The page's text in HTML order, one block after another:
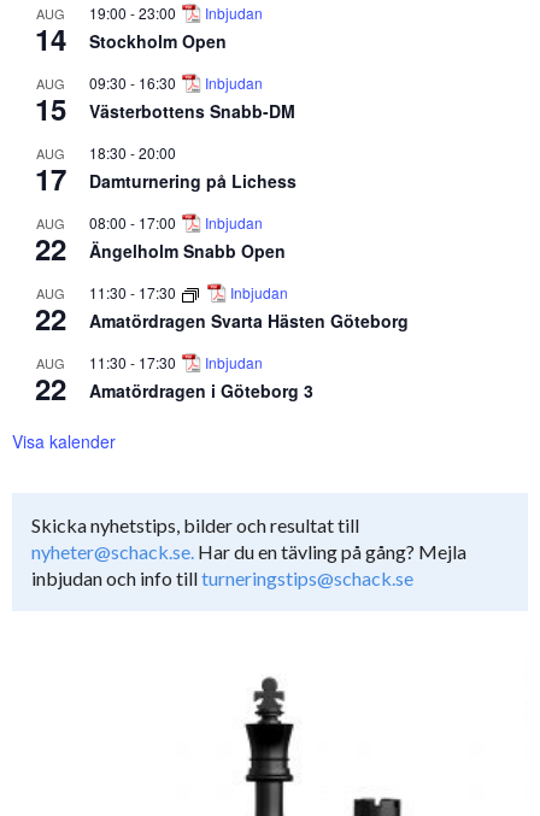
AUG
14
19:00 -23:00 Inbjudan
Stockholm Open
AUG
15
09:30 - 16:30 Inbjudan
Västerbottens Snabb-DM
AUG
17
18:30 -20:00
Damturnering på Lichess
AUG
22
08:00 - 17:00 Inbjudan
Ängelholm Snabb Open
AUG
22
11:30 - 17:30 Inbjudan
Amatördragen Svarta Hästen Göteborg
AUG
22
11:30 - 17:30 Inbjudan
Amatördragen i Göteborg 3
Visa kalender
Skicka nyhetstips, bilder och resultat till
nyheter@schack.se. Har du en tävling på gång? Mejla
inbjudan och info tillturneringstips@schack.se